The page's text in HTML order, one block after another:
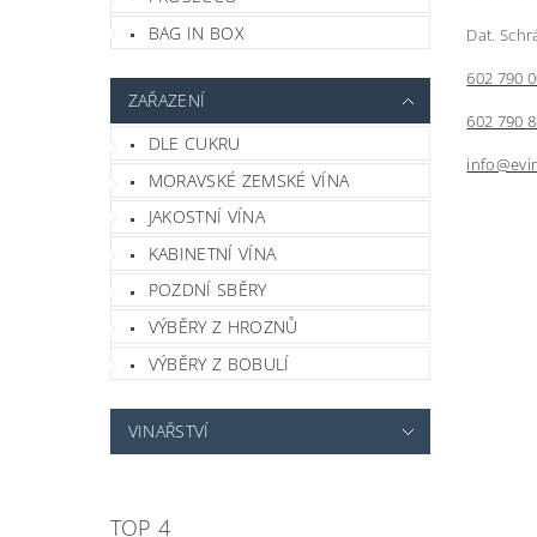
BAG IN BOX
ZAŘAZENÍ
DLE CUKRU
MORAVSKÉ ZEMSKÉ VÍNA
JAKOSTNÍ VÍNA
KABINETNÍ VÍNA
POZDNÍ SBĚRY
VÝBĚRY Z HROZNŮ
VÝBĚRY Z BOBULÍ
VINAŘSTVÍ
TOP 4
Dat.
602 790
602 790